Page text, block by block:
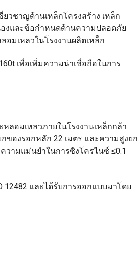
วชาญด้านเหล็กโครงสร้าง เหล็ก
งและข้อกำหนดด้านความปลอดภัย
มเหลวในโรงงานผลิตเหล็ก
เพื่อเพิ่มความน่าเชื่อถือในการ
ลอมเหลวภายในโรงงานเหล็กกล้า
องรอกหลัก 22 เมตร และความสูงยก
วามแม่นยำในการซิงโครไนซ์ ≤0.1
และได้รับการออกแบบมาโดย